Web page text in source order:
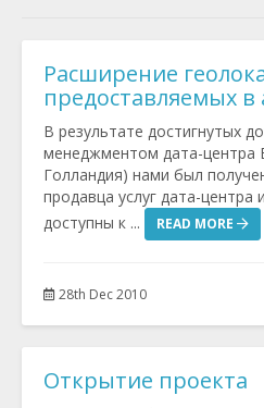
Расширение
предоставляемых в
В результате достигнутых
менеджментом дата-центра
Голландия) нами был
продавца услуг дата-центра
доступны к ...
READ MORE
28th Dec 2010
Открытие проекта